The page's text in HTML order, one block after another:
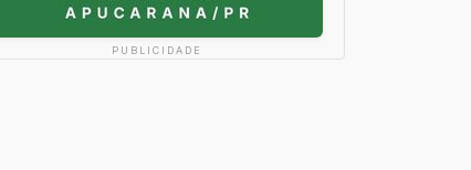
PUBLICIDADE